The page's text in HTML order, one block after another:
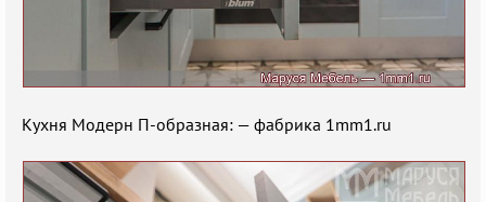
Кухня Модерн П-образная: — фабрика 1mm1.ru